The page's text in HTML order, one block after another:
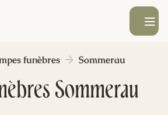
Ouvrir le
Sommerau
funèbres Sommerau